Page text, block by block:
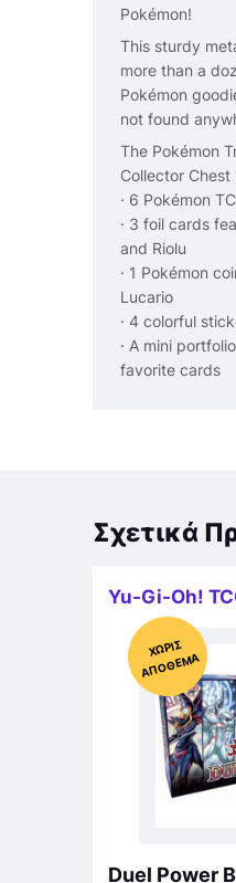
Pokémon!
This sturdy
more than a
Pokémon
not found
The Pokémon
Collector Chest
· 6 Pokémon
· 3 foil cards
and Riolu
· 1 Pokémon
Lucario
· 4 colorful
· A mini
favorite cards
Σχετικά
Yu-Gi-Oh!
Χ
ΩΡΊΣ
Α
Π
Ό
ΘΕ
ΜΑ
Duel Power